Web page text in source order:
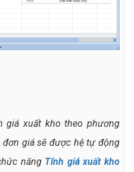
giá xuất kho theo phương
đơn giá sẽ được hệ tự động
năng Tính giá xuất kho